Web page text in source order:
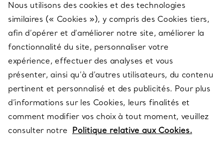
SERVICES
À PROPOS
QUESTIONS LÉGALES
SUIVEZ-NOUS
Nous utilisons des cookies et des technologies
similaires (« Cookies »), y compris des Cookies tiers,
afin d’opérer et d’améliorer notre site, améliorer la
fonctionnalité du site, personnaliser votre
expérience, effectuer des analyses et vous
présenter, ainsi qu’à d’autres utilisateurs, du contenu
pertinent et personnalisé et des publicités. Pour plus
d’informations sur les Cookies, leurs finalités et
comment modifier vos choix à tout moment, veuillez
consulter notre Politique relative aux Cookies.